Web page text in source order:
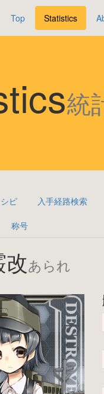
Top Statistics
統
ピ 入手経路検索
称号
あられ